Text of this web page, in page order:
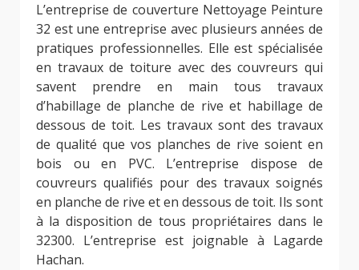
L’entreprise de couverture Nettoyage Peinture
32 est une entreprise avec plusieurs années de
pratiques professionnelles. Elle est spécialisée
en travaux de toiture avec des couvreurs qui
savent prendre en main tous travaux
d’habillage de planche de rive et habillage de
dessous de toit. Les travaux sont des travaux
de qualité que vos planches de rive soient en
bois ou en PVC. L’entreprise dispose de
couvreurs qualifiés pour des travaux soignés
en planche de rive et en dessous de toit. Ils sont
à la disposition de tous propriétaires dans le
32300. L’entreprise est joignable à Lagarde
Hachan.